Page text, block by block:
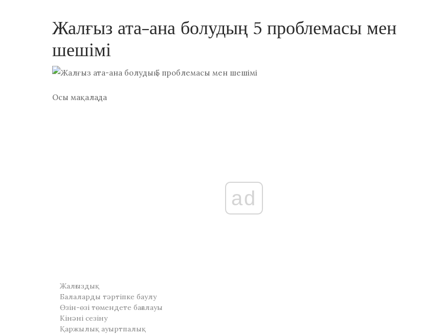
Жалғыз ата-ана болудың 5 проблемасы мен
шешімі
Осы мақалада
ad
Жалғыздық
Балаларды тәртіпке баулу
Өзін-өзі төмендете бағалауы
Кінәні сезіну
Қаржылық ауыртпалық